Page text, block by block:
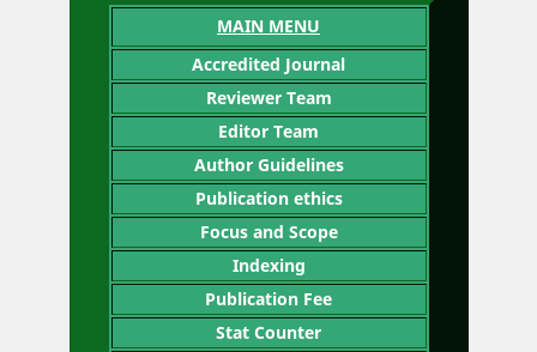
MAIN MENU
Accredited Journal
Reviewer Team
Editor Team
Author Guidelines
Publication ethics
Focus and Scope
Indexing
Publication Fee
Stat Counter